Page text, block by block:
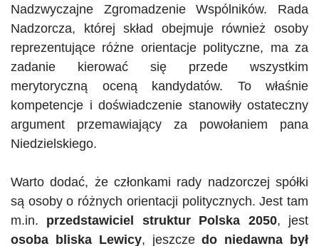
Nadzwyczajne Zgromadzenie Wspólników. Rada
Nadzorcza, której skład obejmuje również osoby
reprezentujące różne orientacje polityczne, ma za
zadanie kierować się przede wszystkim
merytoryczną oceną kandydatów. To właśnie
kompetencje i doświadczenie stanowiły ostateczny
argument przemawiający za powołaniem pana
Niedzielskiego.
Warto dodać, że członkami rady nadzorczej spółki
są osoby o różnych orientacji politycznych. Jest tam
m.in. przedstawiciel struktur Polska 2050, jest
osoba bliska Lewicy, jeszczedo niedawna był